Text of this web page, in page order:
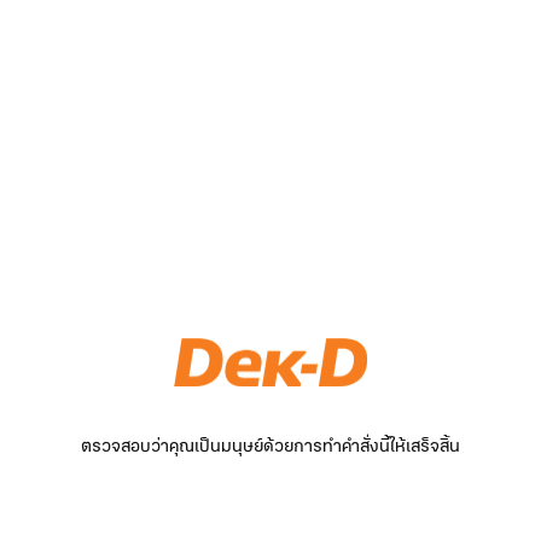
ตรวจสอบว่าคุณเป็นมนุษย์ด้วยการทำคำสั่งนี้ให้เสร็จสิ้น